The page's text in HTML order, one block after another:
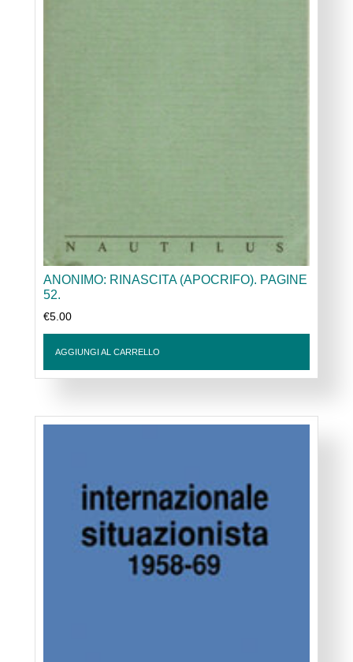
ANONIMO: RINASCITA (APOCRIFO). PAGINE
52.
€5.00
AGGIUNGI AL CARRELLO